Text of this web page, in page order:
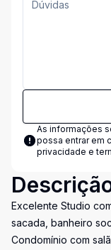
As informações
possa entrar em
privacidade e
Excelente Studio
sacada, banheiro
Condomínio com